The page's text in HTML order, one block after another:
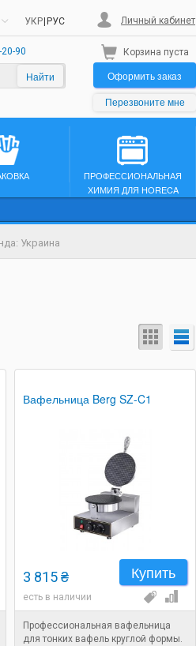
РУС
УКР Личный кабинет
90
Найти
Корзина пуста
Оформить заказ
Перезвоните мне
ПРОФЕССИОНАЛЬНАЯ
ХИМИЯ ДЛЯ HORECA
Украина
Вафельница Berg SZ-C1
Купить
3 815 ₴
есть в наличии
Профессиональная вафельница
для тонких вафель круглой формы.